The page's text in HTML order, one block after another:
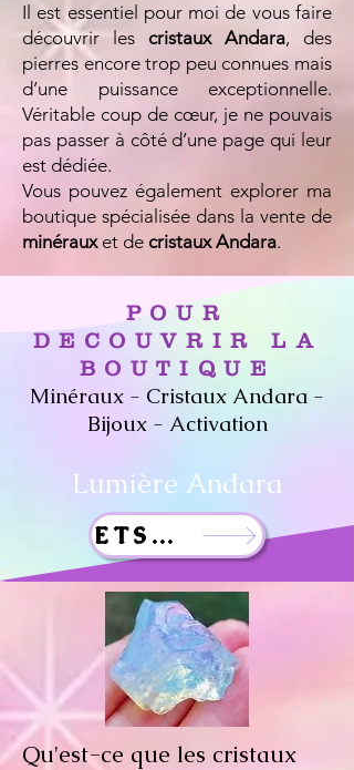
Il est essentiel pour moi de vous faire
découvrir les cristaux Andara, des
pierres encore trop peu connues mais
d’une puissance exceptionnelle.
Véritable coup de cœur, je ne pouvais
pas passer à côté d’une page qui leur
est dédiée.
Vous pouvez également explorer ma
boutique spécialisée dans la vente de
minérauxet de cristaux Andara.
POUR
DECOUVRIR LA
BOUTIQUE
Minéraux - Cristaux Andara -
Bijoux - Activation
Lumière Andara
ETSY SHOP
Qu'est-ce que les cristaux